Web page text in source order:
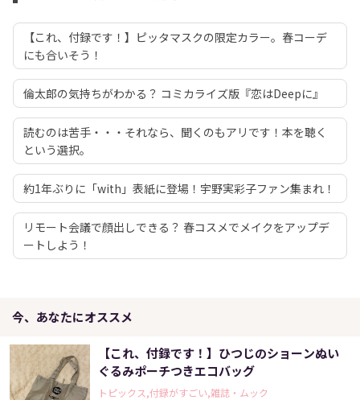
【これ、付録です！】ピッタマスクの限定カラー。春コーデ
にも合いそう！
倫太郎の気持ちがわかる？ コミカライズ版『恋はDeepに』
読むのは苦手・・・それなら、聞くのもアリです！本を聴く
という選択。
約1年ぶりに「with」表紙に登場！宇野実彩子ファン集まれ！
リモート会議で顔出しできる？ 春コスメでメイクをアップデ
ートしよう！
今、あなたにオススメ
【これ、付録です！】ひつじのショーンぬい
ぐるみポーチつきエコバッグ
トピックス,付録がすごい,雑誌・ムック